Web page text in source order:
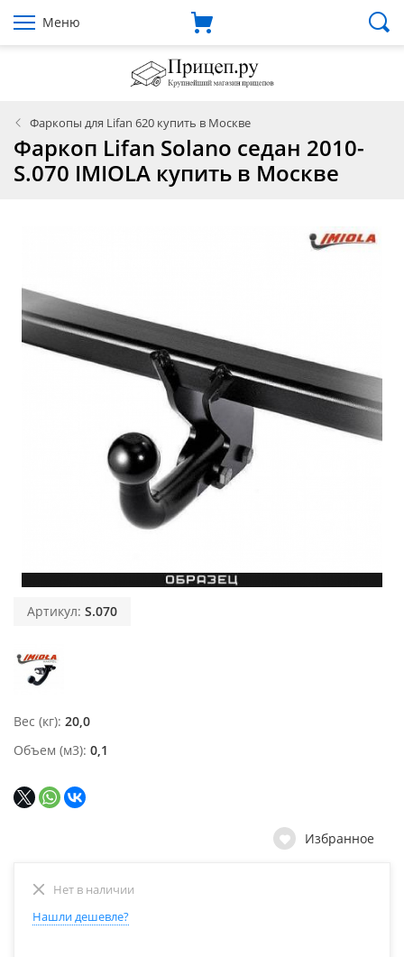
Меню
Фаркопы для Lifan 620 купить в Москве
Фаркоп Lifan Solano седан 2010-
S.070 IMIOLA купить в Москве
Артикул: S.070
Вес (кг) 20,0
Объем (м3) 0,1
Избранное
Нет в наличии
Нашли дешевле?